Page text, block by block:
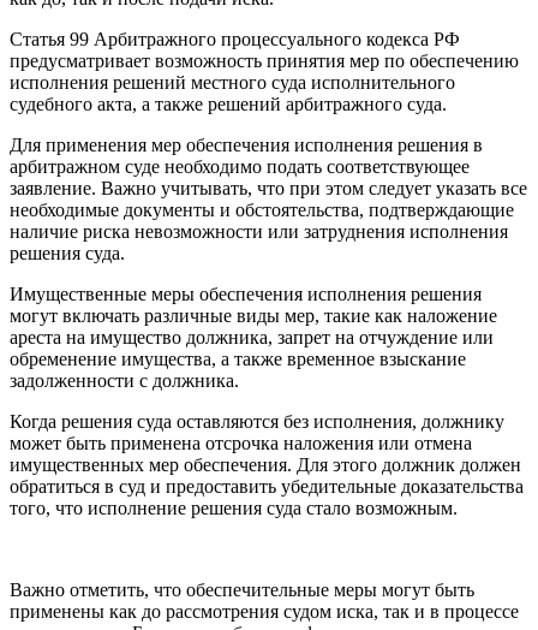
Статья 99 Арбитражного процессуального кодекса РФ
предусматривает возможность принятия мер по обеспечению
исполнения решений местного суда исполнительного
судебного акта, а также решений арбитражного суда.
Для применения мер обеспечения исполнения решения в
арбитражном суде необходимо подать соответствующее
заявление. Важно учитывать, что при этом следует указать все
необходимые документы и обстоятельства, подтверждающие
наличие риска невозможности или затруднения исполнения
решения суда.
Имущественные меры обеспечения исполнения решения
могут включать различные виды мер, такие как наложение
ареста на имущество должника, запрет на отчуждение или
обременение имущества, а также временное взыскание
задолженности с должника.
Когда решения суда оставляются без исполнения, должнику
может быть применена отсрочка наложения или отмена
имущественных мер обеспечения. Для этого должник должен
обратиться в суд и предоставить убедительные доказательства
того, что исполнение решения суда стало возможным.
Важно отметить, что обеспечительные меры могут быть
применены как до рассмотрения судом иска, так и в процессе